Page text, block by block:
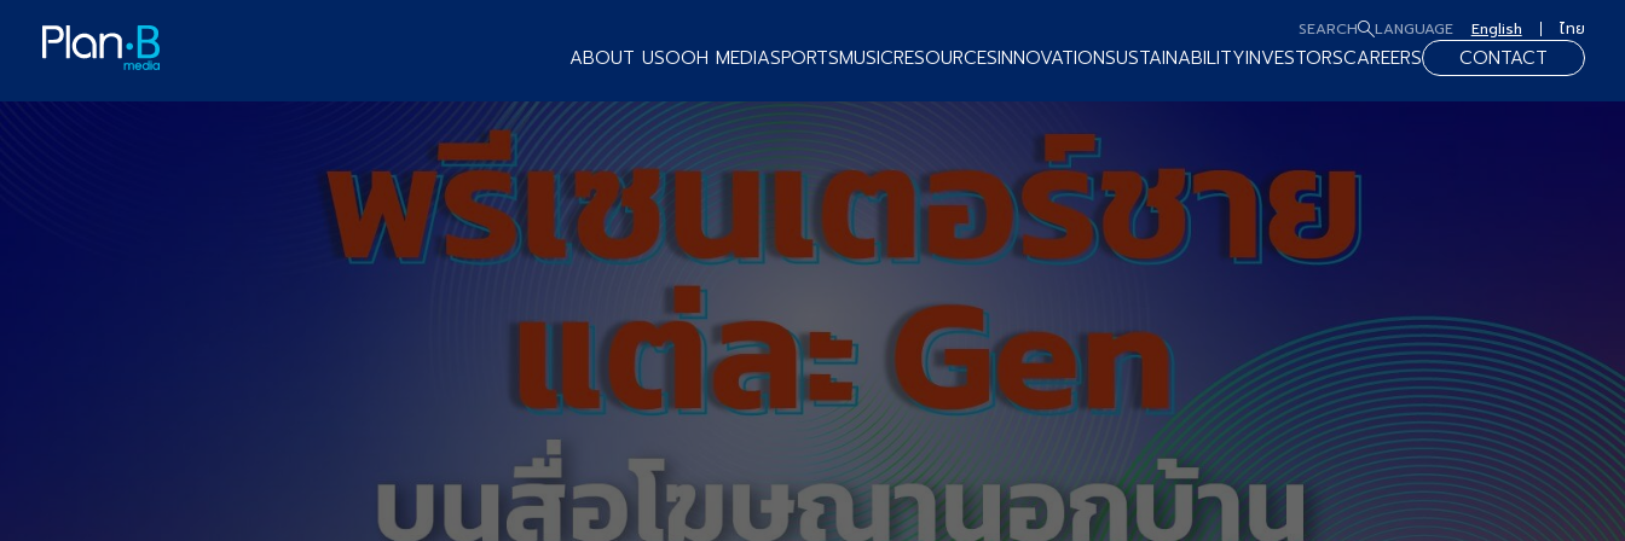
SEARCH LANGUAGE English ไทย
ABOUT USOOH MEDIASPORTSMUSICRESOURCESINNOVATIONSUSTAINABILITYINVESTORSCAREERS CONTACT